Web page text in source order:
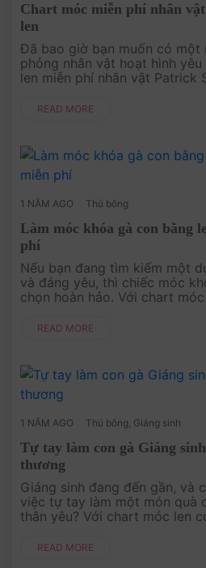
Chart móc miễn phí nhân
len
Đã bao giờ bạn muốn có một
phỏng nhân vật hoạt hình
len miễn phí nhân vật Patrick
thành một món đồ tr....
READ MORE
1 NĂM AGO Thú bông
Làm móc khóa gà con bằng
phí
Nếu bạn đang tìm kiếm một
và đáng yêu, thì chiếc móc
chọn hoàn hảo. Với chart
khóa xinh xắn để tặng bạ....
READ MORE
1 NĂM AGO Thú bông, Giáng sinh
Tự tay làm con gà Giáng
thương
Giáng sinh đang đến gần, và
việc tự tay làm một món quà
thân yêu? Với chart móc len
xinh xắn mang phong cá....
READ MORE